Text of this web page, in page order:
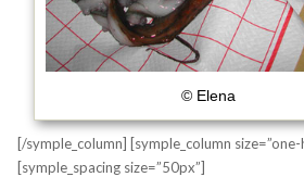
© Elena
[/symple_column] [symple_column
[symple_spacing size=”50px”]